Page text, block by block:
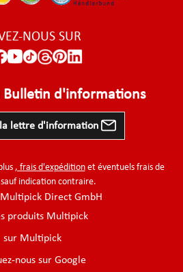
NOUS SUR
Bulletin d'informations
lettre d'information
, frais d'expéditionet éventuels frais de
indication contraire.
Direct GmbH
produits Multipick
sur Multipick
nous sur Google